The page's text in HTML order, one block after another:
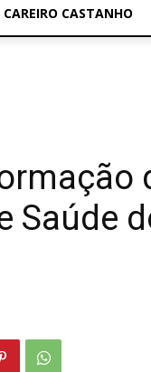
CAREIRO CASTANHO
Saúde